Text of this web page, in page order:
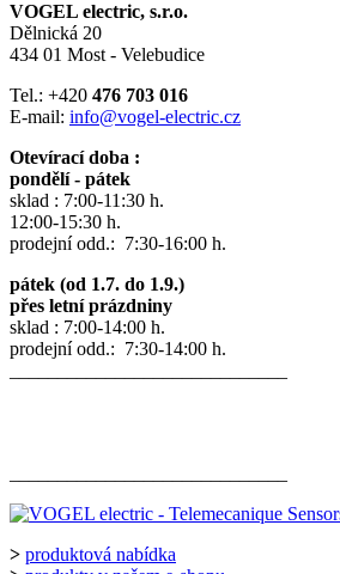
VOGEL electric, s.r.o.
Dělnická 20
434 01 Most - Velebudice
Tel.: +420 476 703 016
E-mail: info@vogel-electric.cz
Otevírací doba :
pondělí - pátek
sklad : 7:00-11:30 h.
12:00-15:30 h.
prodejní odd.: 7:30-16:00 h.
pátek (od 1.7. do 1.9.)
přes letní prázdniny
sklad : 7:00-14:00 h.
prodejní odd.: 7:30-14:00 h.
> produktová nabídka